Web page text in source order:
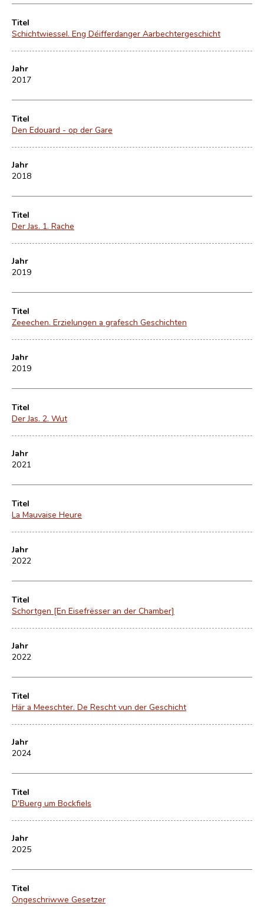
Titel
Schichtwiessel. Eng Déifferdanger Aarbechtergeschicht
Jahr
2017
Titel
Den Edouard - op der Gare
Jahr
2018
Titel
Der Jas. 1. Rache
Jahr
2019
Titel
Zeeechen. Erzielungen a grafesch Geschichten
Jahr
2019
Titel
Der Jas. 2. Wut
Jahr
2021
Titel
La Mauvaise Heure
Jahr
2022
Titel
Schortgen [En Eisefrësser an der Chamber]
Jahr
2022
Titel
Här a Meeschter. De Rescht vun der Geschicht
Jahr
2024
Titel
D'Buerg um Bockfiels
Jahr
2025
Titel
Ongeschriwwe Gesetzer